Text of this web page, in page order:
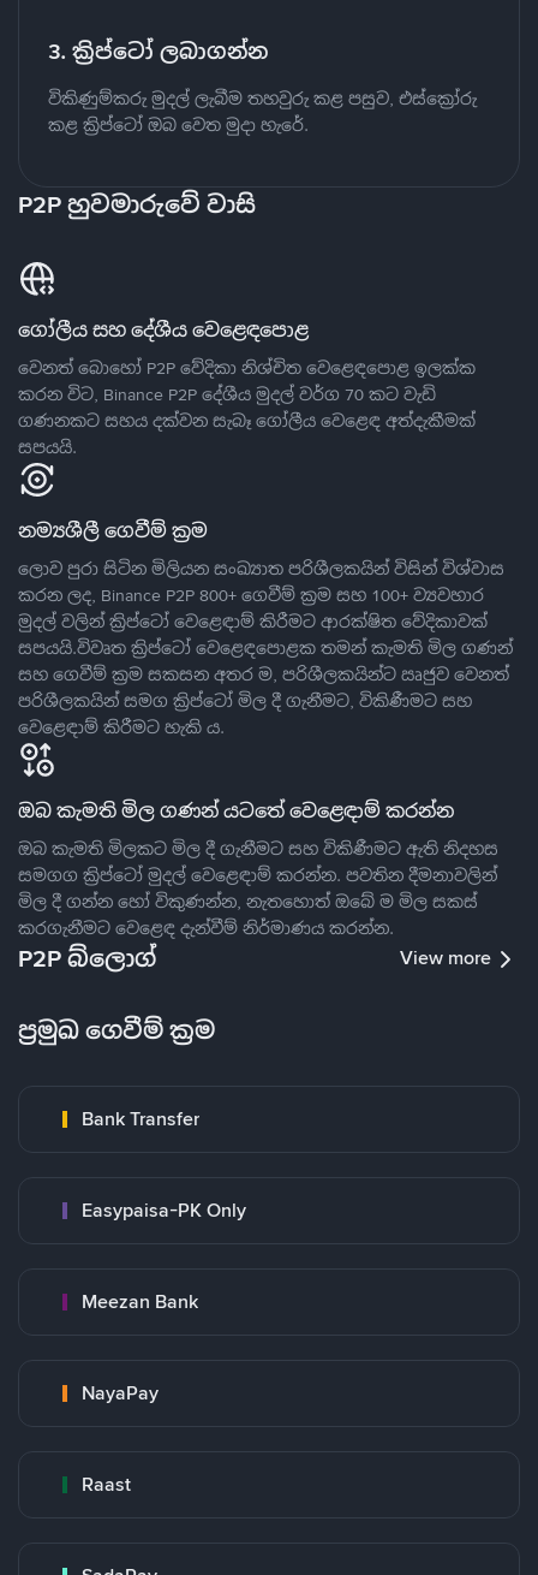
3. ක්‍රිප්ටෝ ලබාගන්න
විකිණුම්කරු මුදල් ලැබීම තහවුරු කළ පසුව, එස්ක්‍රෝරු
කළ ක්‍රිප්ටෝ ඔබ වෙත මුදා හැරේ.
P2P හුවමාරුවේ වාසි
ගෝලීය සහ දේශීය වෙළෙඳපොළ
වෙනත් බොහෝ P2P වේදිකා නිශ්චිත වෙළෙඳපොළ ඉලක්ක
කරන විට, Binance P2P දේශීය මුදල් වර්ග 70 කට වැඩි
ගණනකට සහය දක්වන සැබෑ ගෝලීය වෙළෙඳ අත්දැකීමක්
සපයයි.
නම්‍යශීලී ගෙවීම් ක්‍රම
ලොව පුරා සිටින මිලියන සංඛ්‍යාත පරිශීලකයින් විසින් විශ්වාස
කරන ලද, Binance P2P 800+ ගෙවීම් ක්‍රම සහ 100+ ව්‍යවහාර
මුදල් වලින් ක්‍රිප්ටෝ වෙළෙඳාම් කිරීමට ආරක්ෂිත වේදිකාවක්
සපයයි.විවෘත ක්‍රිප්ටෝ වෙළෙඳපොළක තමන් කැමති මිල ගණන්
සහ ගෙවීම් ක්‍රම සකසන අතර ම, පරිශීලකයින්ට ඍජුව වෙනත්
පරිශීලකයින් සමග ක්‍රිප්ටෝ මිල දී ගැනීමට, විකිණීමට සහ
වෙළෙඳාම් කිරීමට හැකි ය.
ඔබ කැමති මිල ගණන් යටතේ වෙළෙඳාම් කරන්න
ඔබ කැමති මිලකට මිල දී ගැනීමට සහ විකිණීමට ඇති නිදහස
සමගග ක්‍රිප්ටෝ මුදල් වෙළෙඳාම් කරන්න. පවතින දීමනාවලින්
මිල දී ගන්න හෝ විකුණන්න, නැතහොත් ඔබේ ම මිල සකස්
කරගැනීමට වෙළෙඳ දැන්වීම් නිර්මාණය කරන්න.
P2P බ්ලොග් View more
ප්‍රමුඛ ගෙවීම් ක්‍රම
Bank Transfer
Easypaisa-PK Only
Meezan Bank
NayaPay
Raast